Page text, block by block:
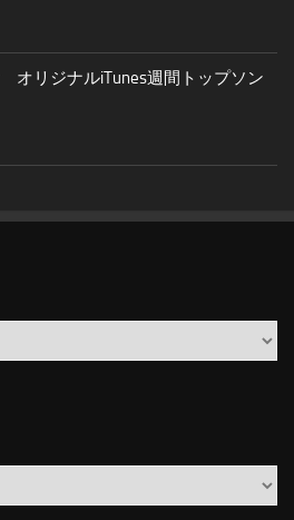
オリジナルiTunes週間トップソン